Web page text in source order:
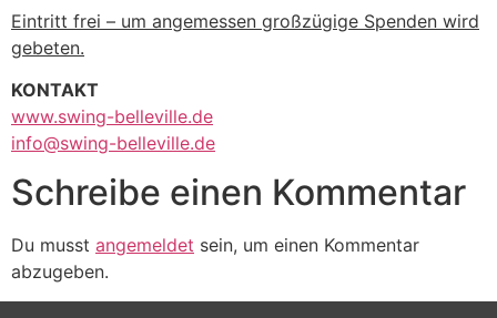
Eintritt frei – um angemessen großzügige Spenden wird
gebeten.
KONTAKT
www.swing-belleville.de
info@swing-belleville.de
Schreibe einen Kommentar
Du musst angemeldet sein, um einen Kommentar
abzugeben.